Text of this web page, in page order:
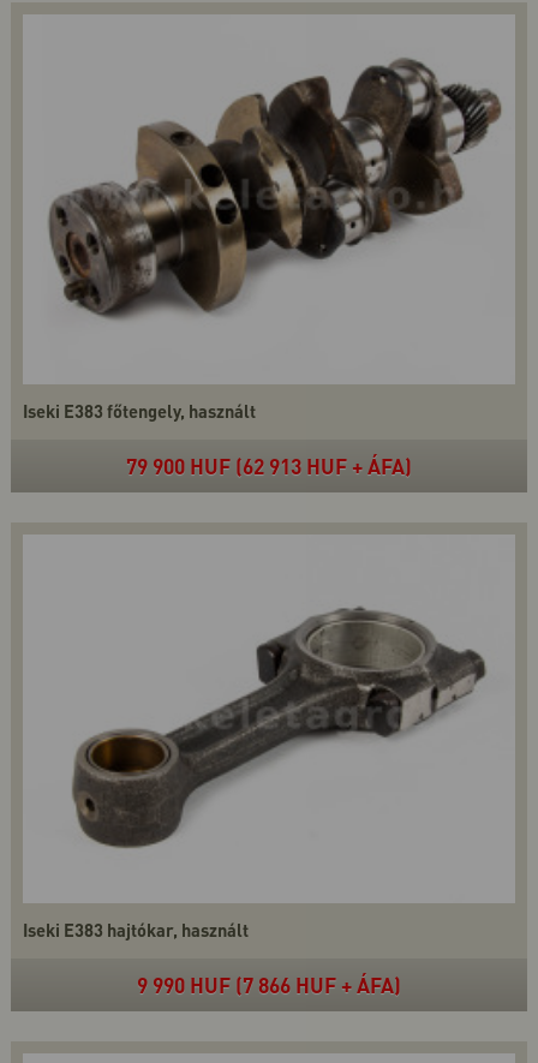
Iseki E383 főtengely, használt
79 900 HUF (62 913 HUF + ÁFA)
Iseki E383 hajtókar, használt
9 990 HUF (7 866 HUF + ÁFA)